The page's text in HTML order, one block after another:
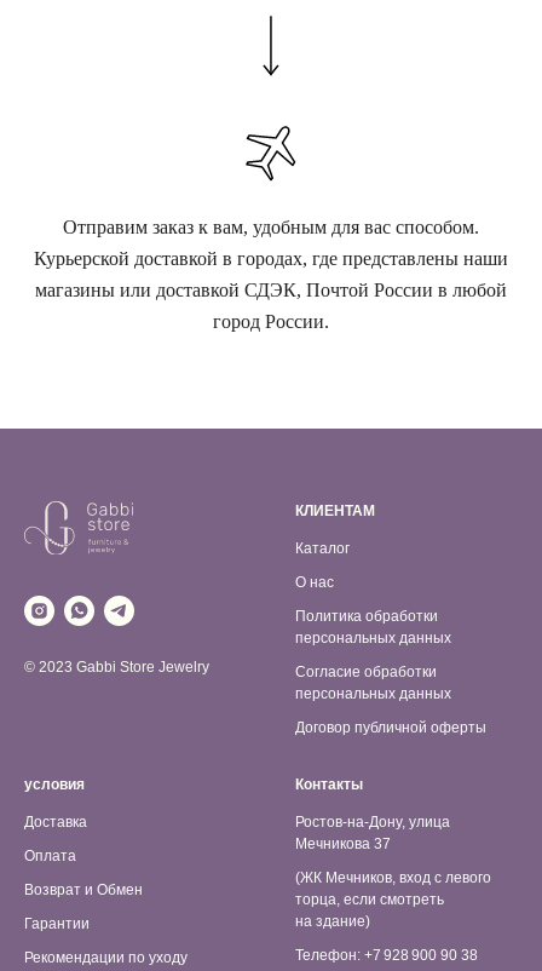
Отправим заказ к вам, удобным для вас способом.
Курьерской доставкой в городах, где представлены наши
магазины или доставкой СДЭК, Почтой России в любой
город России.
© 2023 Gabbi Store Jewelry
КЛИЕНТАМ
Каталог
О нас
Политика обработки
персональных данных
Согласие обработки
персональных данных
Договор публичной оферты
условия
Доставка
Оплата
Возврат и Обмен
Гарантии
Рекомендации по уходу
Контакты
Ростов-на-Дону, улица
Мечникова 37
(ЖК Мечников, вход с левого
торца, если смотреть
на здание)
Телефон: +7 928 900 90 38